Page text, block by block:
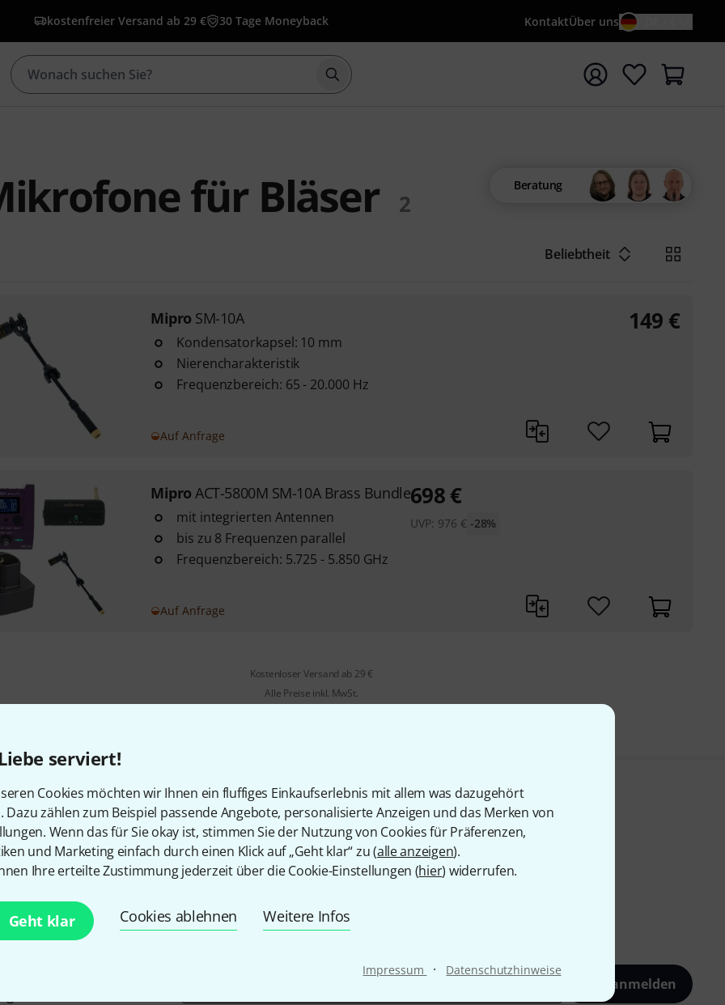
serviert!
Cookies möchten wir Ihnen ein fluffiges Einkaufserlebnis mit allem was dazugehört
Dazu zählen zum Beispiel passende Angebote, personalisierte Anzeigen und das Merken von
Wenn das für Sie okay ist, stimmen Sie der Nutzung von Cookies für Präferenzen,
und Marketing einfach durch einen Klick auf „Geht klar“ zu (alle anzeigen).
Ihre erteilte Zustimmung jederzeit über die Cookie-Einstellungen (hier) widerrufen.
Geht klar Cookies ablehnen Weitere Infos
Impressum · Datenschutzhinweise
kostenfreier Versand ab 29 € 30 Tage Moneyback KontaktÜber uns
Suche mit Suchwort {searchTerm} starten
für Bläser 2
Beratung
Beliebtheit
Mipro SM-10A
Kondensatorkapsel: 10 mm
Nierencharakteristik
Frequenzbereich: 65 - 20.000 Hz
Auf Anfrage
149 €
Mipro ACT-5800M SM-10A Brass Bundle
mit integrierten Antennen
bis zu 8 Frequenzen parallel
Frequenzbereich: 5.725 - 5.850 GHz
Auf Anfrage
698€
UVP: 976 € -28%
Kostenloser Versand ab 29 €
Alle Preise inkl. MwSt.
Gefällt Ihnen, was Sie sehen?
Teilen Hilfe & Feedback
mit etwas Glück
Jetzt anmelden